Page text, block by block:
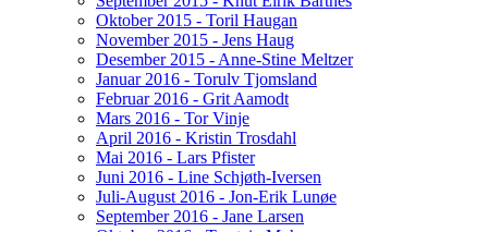
Oktober 2015 - Toril Haugan
November 2015 - Jens Haug
Desember 2015 - Anne-Stine Meltzer
Januar 2016 - Torulv Tjomsland
Februar 2016 - Grit Aamodt
Mars 2016 - Tor Vinje
April 2016 - Kristin Trosdahl
Mai 2016 - Lars Pfister
Juni 2016 - Line Schjøth-Iversen
Juli-August 2016 - Jon-Erik Lunøe
September 2016 - Jane Larsen